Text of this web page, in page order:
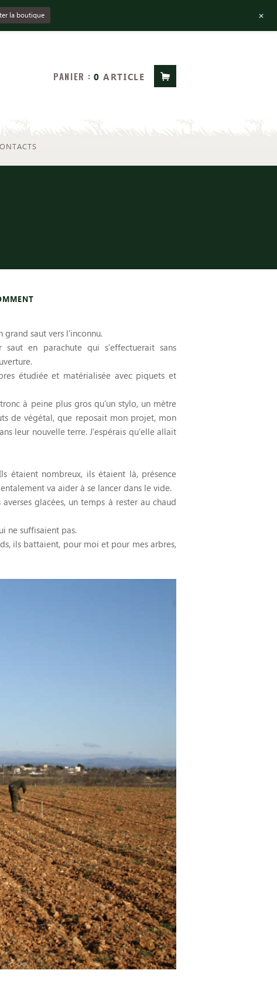
PANIER : 0 ARTICLE
saut vers l’inconnu.
en parachute qui s’effectuerait sans
étudiée et matérialisée avec piquets et
à peine plus gros qu’un stylo, un mètre
de végétal, que reposait mon projet, mon
leur nouvelle terre. J’espérais qu’elle allait
étaient nombreux, ils étaient là, présence
va aider à se lancer dans le vide.
glacées, un temps à rester au chaud
ne suffisaient pas.
ils battaient, pour moi et pour mes arbres,
la boutique +